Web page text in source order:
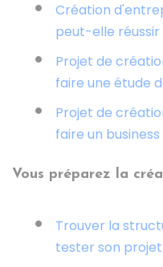
Création
peut-elle réussir
Projet de
faire une étude
Projet de
faire un
Vous préparez la
Trouver la
tester son